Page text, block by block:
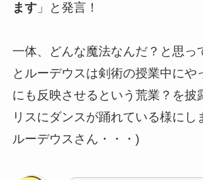
ます」と発言！
一体、どんな魔法なんだ？と思っ
とルーデウスは剣術の授業中にや
にも反映させるという荒業？を披
リスにダンスが踊れている様にし
ルーデウスさん・・・)